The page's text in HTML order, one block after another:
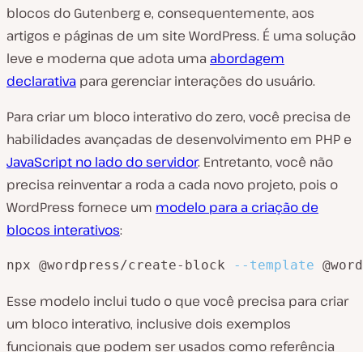
blocos do Gutenberg e, consequentemente, aos
artigos e páginas de um site WordPress. É uma solução
leve e moderna que adota uma abordagem
declarativa para gerenciar interações do usuário.
Para criar um bloco interativo do zero, você precisa de
habilidades avançadas de desenvolvimento em PHP e
JavaScript no lado do servidor. Entretanto, você não
precisa reinventar a roda a cada novo projeto, pois o
WordPress fornece um modelo para a criação de
blocos interativos:
npx @wordpress/create-block --template
Esse modelo inclui tudo o que você precisa para criar
um bloco interativo, inclusive dois exemplos
funcionais que podem ser usados como referência